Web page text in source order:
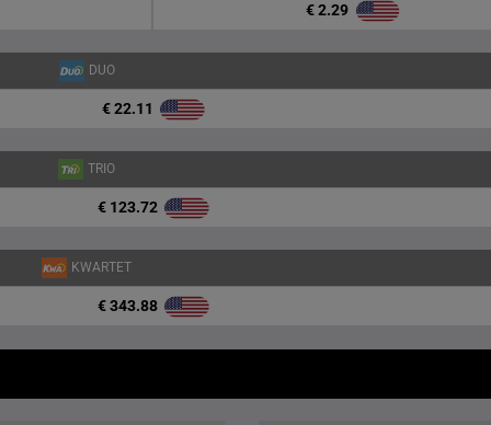
€ 2.29
DUO
€ 22.11
TRIO
€ 123.72
KWARTET
€ 343.88